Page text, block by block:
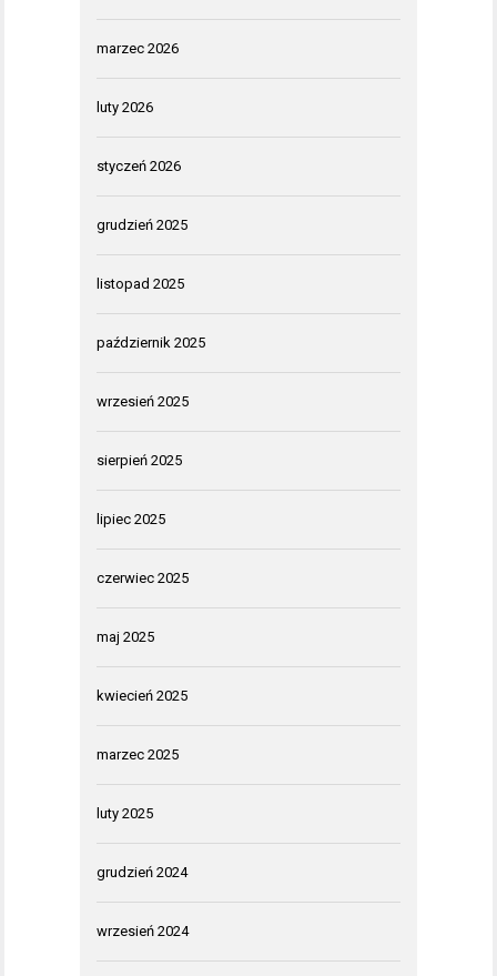
marzec 2026
luty 2026
styczeń 2026
grudzień 2025
listopad 2025
październik 2025
wrzesień 2025
sierpień 2025
lipiec 2025
czerwiec 2025
maj 2025
kwiecień 2025
marzec 2025
luty 2025
grudzień 2024
wrzesień 2024